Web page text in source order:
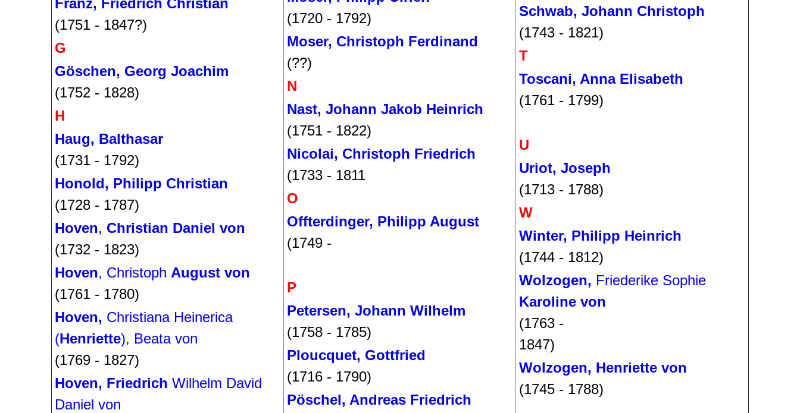
Franz, Friedrich Christian
(1751 - 1847?)
G
Göschen, Georg Joachim
(1752 - 1828)
H
Haug, Balthasar
(1731 - 1792)
Honold, Philipp Christian
(1728 - 1787)
Hoven, Christian Daniel von
(1732 - 1823)
Hoven, Christoph August von
(1761 - 1780)
Hoven, Christiana Heinerica
(Henriette), Beata von
(1769 - 1827)
Hoven, Friedrich Wilhelm David
Daniel von
(1720 - 1792)
Moser, Christoph Ferdinand
(??)
N
Nast, Johann Jakob Heinrich
(1751 - 1822)
Nicolai, Christoph Friedrich
(1733 - 1811
O
Offterdinger, Philipp August
(1749 -
P
Petersen, Johann Wilhelm
(1758 - 1785)
Ploucquet, Gottfried
(1716 - 1790)
Pöschel, Andreas Friedrich
Schwab, Johann Christoph
(1743 - 1821)
T
Toscani, Anna Elisabeth
(1761 - 1799)
U
Uriot, Joseph
(1713 - 1788)
W
Winter, Philipp Heinrich
(1744 - 1812)
Wolzogen, Friederike Sophie
Karoline von
(1763 -
1847)
Wolzogen, Henriette von
(1745 - 1788)